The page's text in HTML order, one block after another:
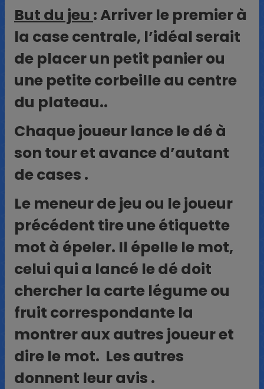
But du jeu : Arriver le premier à
la case centrale, l’idéal serait
de placer un petit panier ou
une petite corbeille au centre
du plateau..
Chaque joueur lance le dé à
son tour et avance d’autant
de cases .
Le meneur de jeu ou le joueur
précédent tire une étiquette
mot à épeler. Il épelle le mot,
celui qui a lancé le dé doit
chercher la carte légume ou
fruit correspondante la
montrer aux autres joueur et
dire le mot. Les autres
donnent leur avis .